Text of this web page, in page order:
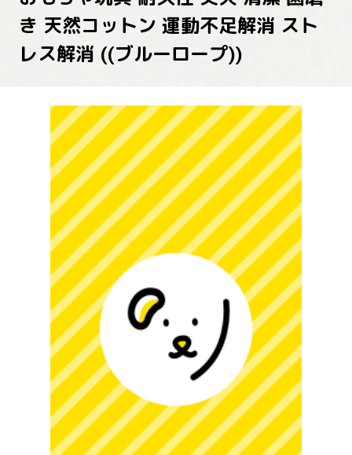
き 天然コットン 運動不足解消 スト
レス解消 ((ブルーロープ))